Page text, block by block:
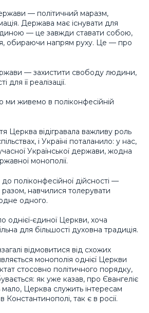
— політичний маразм,
Держава має існувати для
— це завжди ставати собою,
обираючи напрям руху. Це — про
— захистити свободу людини,
її реалізації.
живемо в поліконфесійній
Церква відігравала важливу роль
і Україні поталанило: у нас,
Української держави, жодна
монополії.
поліконфесійної дійсності —
навчилися толерувати
одного.
однієї-єдиної Церкви, хоча
для більшості духовна традиція.
відмовитися від схожих
монополія однієї Церкви
стосовно політичного порядку,
як уже казав, про Євангеліє
мало, Церква служить інтересам
так є в росії.